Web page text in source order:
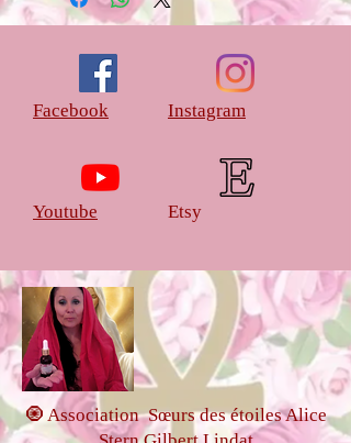
Flacon de 30 ml
naturelle et biologique
Pour l’œuvre alchimique dans la
onctions de la médecine de la Rose ci
dessous
-Onction sacrée Vierge noire
-Onction sacrée Bastet
-Onction sacrée Mère Marie
-Onction sacrée Anna
-Onction sacrée Première Lune
-Onction sacrée Mâat
-Onction sacrée Tara verte
-Onction sacrée Bison Blanc
Facebook
Youtube
Instagram
Etsy
🧿 Association Sœurs des étoiles Alice